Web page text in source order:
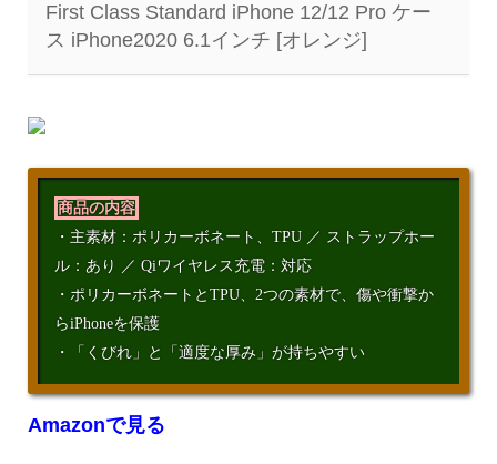
First Class Standard iPhone 12/12 Pro ケー
ス iPhone2020 6.1インチ [オレンジ]
商品の内容
・主素材：ポリカーボネート、TPU ／ ストラップホー
ル：あり ／ Qiワイヤレス充電：対応
・ポリカーボネートとTPU、2つの素材で、傷や衝撃か
らiPhoneを保護
・「くびれ」と「適度な厚み」が持ちやすい
Amazonで見る